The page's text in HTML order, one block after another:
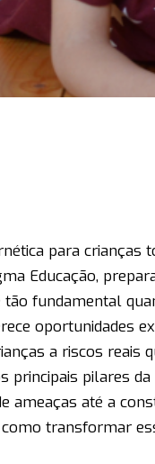
para
Educação,
fundamental
oportunidades
a riscos reais
principais pilares
ameaças até a
transformar